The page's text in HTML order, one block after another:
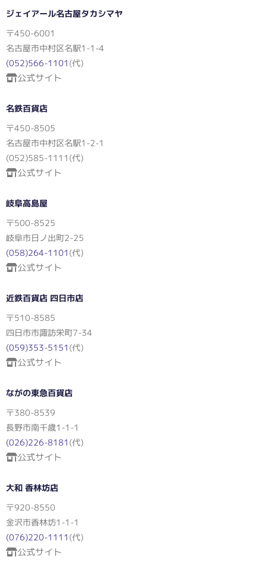
ジェイアール名古屋タカシマヤ
〒450-6001
名古屋市中村区名駅1-1-4
(052)566-1101 (代)
公式サイト
名鉄百貨店
〒450-8505
名古屋市中村区名駅1-2-1
(052)585-1111(代)
公式サイト
岐阜高島屋
〒500-8525
岐阜市日ノ出町2-25
(058)264-1101 (代)
公式サイト
近鉄百貨店 四日市店
〒510-8585
四日市市諏訪栄町7-34
(059)353-5151 (代)
公式サイト
ながの東急百貨店
〒380-8539
長野市南千歳1-1-1
(026)226-8181 (代)
公式サイト
大和 香林坊店
〒920-8550
金沢市香林坊1-1-1
(076)220-1111 (代)
公式サイト